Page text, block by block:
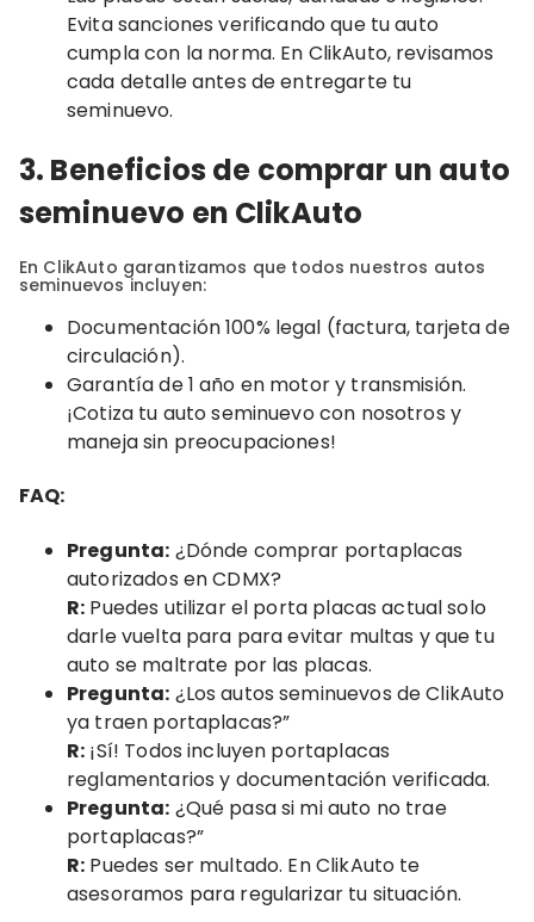
Evita sanciones verificando que tu auto
cumpla con la norma. En ClikAuto, revisamos
cada detalle antes de entregarte tu
seminuevo.
3. Beneficios de comprar un auto
seminuevo en ClikAuto
En ClikAuto garantizamos que todos nuestros autos
seminuevos incluyen:
Documentación 100% legal (factura, tarjeta de
circulación).
Garantía de 1 año en motor y transmisión.
¡Cotiza tu auto seminuevo con nosotros y
maneja sin preocupaciones!
FAQ:
Pregunta: ¿Dónde comprar portaplacas
autorizados en CDMX?
R: Puedes utilizar el porta placas actual solo
darle vuelta para para evitar multas y que tu
auto se maltrate por las placas.
Pregunta: ¿Los autos seminuevos de ClikAuto
ya traen portaplacas?”
R: ¡Sí! Todos incluyen portaplacas
reglamentarios y documentación verificada.
Pregunta: ¿Qué pasa si mi auto no trae
portaplacas?”
R: Puedes ser multado. En ClikAuto te
asesoramos para regularizar tu situación.